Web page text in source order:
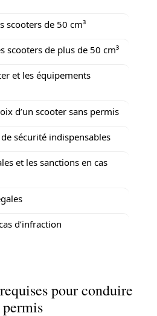
scooters de 50 cm³
scooters de plus de 50 cm³
et les équipements
d’un scooter sans permis
sécurité indispensables
et les sanctions en cas
d’infraction
pour conduire
permis